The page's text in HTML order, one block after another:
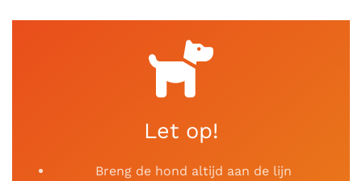
Let op!
Breng de hond altijd aan de lijn